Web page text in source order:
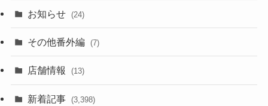
お知らせ (24)
その他番外編 (7)
店舗情報 (13)
新着記事 (3,398)